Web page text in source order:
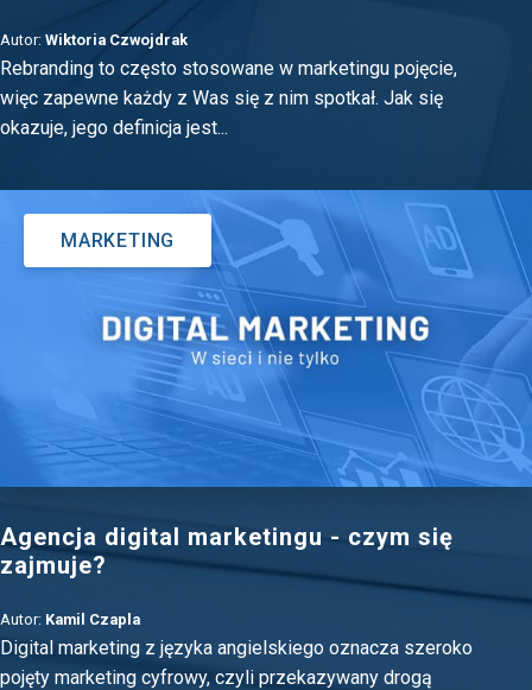
Autor: Wiktoria Czwojdrak
Rebranding to często stosowane w marketingu pojęcie,
więc zapewne każdy z Was się z nim spotkał. Jak się
okazuje, jego definicja jest...
MARKETING
Agencja digital marketingu - czym się
zajmuje?
Autor: Kamil Czapla
Digital marketing z języka angielskiego oznacza szeroko
pojęty marketing cyfrowy, czyli przekazywany drogą